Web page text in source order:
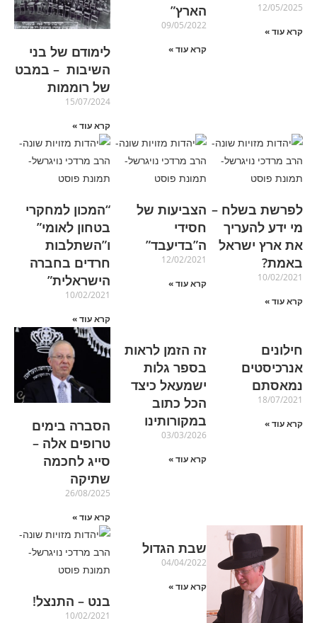
12/05/2025
קרא עוד »
הארץ”
09/05/2022
קרא עוד »
לימודם של בני
השיבות – במבט
של רוממות
15/07/2024
קרא עוד »
לפרשת בשלח –
מי ידע להעריך
את ארץ ישראל
באמת?
10/02/2021
קרא עוד »
הצביעות של
חסידי
ה”בדיעבד”
12/02/2021
קרא עוד »
“המכון למחקרי
בטחון לאומי”
ו”השתלבות
חרדים בחברה
הישראלית”
10/02/2021
קרא עוד »
חילונים
אנרכיסטים
נמאסתם
18/07/2021
קרא עוד »
זה הזמן לראות
בספר גלות
ישמעאל כיצד
הכל כתוב
במקורותינו
03/03/2026
קרא עוד »
הסברה בימים
טרופים אלה –
סייג לחכמה
שתיקה
26/08/2025
קרא עוד »
שבת הגדול
04/04/2022
קרא עוד »
בנט – התנצל!
10/02/2021